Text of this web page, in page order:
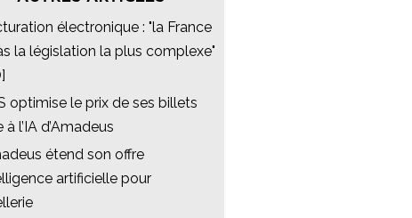
électronique : "la France
la législation la plus complexe"
optimise le prix de ses billets
à l’IA d’Amadeus
étend son offre
artificielle pour